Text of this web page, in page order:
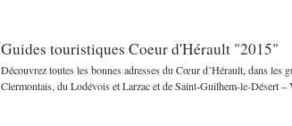
Guides touristiques Coeur d'Hérault "2015"
Découvrez toutes les bonnes adresses du Cœur d’Hérault, dans les
Clermontais, du Lodévois et Larzac et de Saint-Guilhem-le-Désert –